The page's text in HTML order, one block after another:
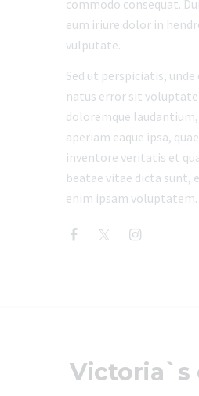
commodo consequat.
eum iriure dolor in
vulputate.
Sed ut perspiciatis,
natus error sit
doloremque
aperiam eaque ipsa,
inventore veritatis et
beatae vitae dicta sunt,
enim ipsam voluptatem.
Victoria`s